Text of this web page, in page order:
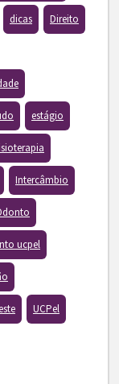
dicas Direito
estágio
Intercâmbio
ucpel
UCPel